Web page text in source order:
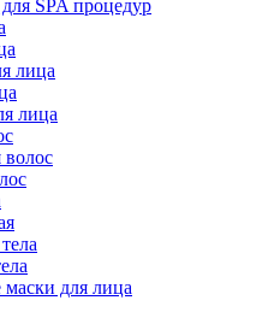
SPA процедур
лица
лица
для лица